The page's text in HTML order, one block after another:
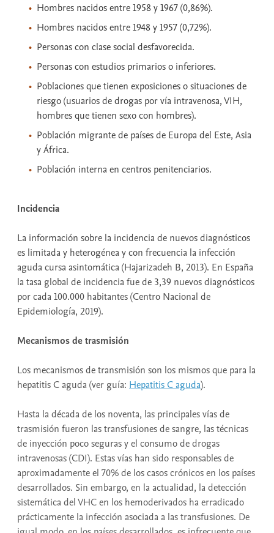
Hombres nacidos entre 1958 y 1967 (0,86%).
Hombres nacidos entre 1948 y 1957 (0,72%).
Personas con clase social desfavorecida.
Personas con estudios primarios o inferiores.
Poblaciones que tienen exposiciones o situaciones de
riesgo (usuarios de drogas por vía intravenosa, VIH,
hombres que tienen sexo con hombres).
Población migrante de países de Europa del Este, Asia
y África.
Población interna en centros penitenciarios.
Incidencia
La información sobre la incidencia de nuevos diagnósticos
es limitada y heterogénea y con frecuencia la infección
aguda cursa asintomática (Hajarizadeh B, 2013). En España
la tasa global de incidencia fue de 3,39 nuevos diagnósticos
por cada 100.000 habitantes (Centro Nacional de
Epidemiología, 2019).
Mecanismos de trasmisión
Los mecanismos de transmisión son los mismos que para la
hepatitis C aguda (ver guía: Hepatitis C aguda).
Hasta la década de los noventa, las principales vías de
trasmisión fueron las transfusiones de sangre, las técnicas
de inyección poco seguras y el consumo de drogas
intravenosas (CDI). Estas vías han sido responsables de
aproximadamente el 70% de los casos crónicos en los países
desarrollados. Sin embargo, en la actualidad, la detección
sistemática del VHC en los hemoderivados ha erradicado
prácticamente la infección asociada a las transfusiones. De